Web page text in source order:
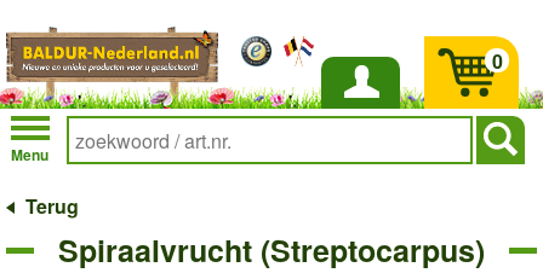
Inloggen
Menu
0
Terug
Spiraalvrucht (Streptocarpus)